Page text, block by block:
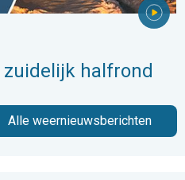
halfrond
Alle weernieuwsberichten